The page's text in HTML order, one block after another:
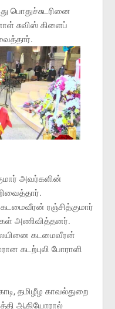
பொதுச்சுடரினை
சுவிஸ் கிளைப்
அவர்களின்
ரஞ்சித்குமார்
அணிவித்தனர்.
கடமைவீரன்
கடற்புலி போராளி
தமிழீழ காவல்துறை
ஆகியோரால்